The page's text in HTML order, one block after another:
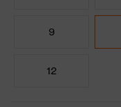
9
12